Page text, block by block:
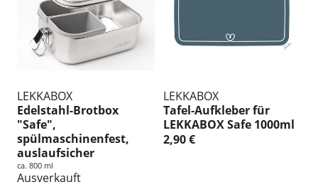
g
:
LEKKABOX
Edelstahl-Brotbox
"Safe",
spülmaschinenfest,
auslaufsicher
ca. 800 ml
Ausverkauft
LEKKABOX
Tafel-Aufkleber für
LEKKABOX Safe 1000ml
2,90 €